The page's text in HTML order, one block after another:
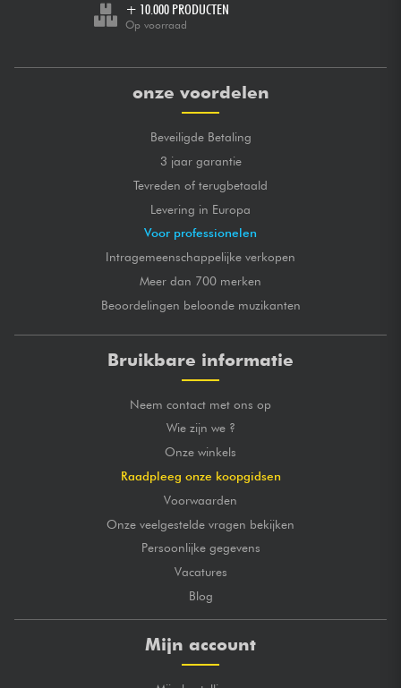
+ 10.000 PRODUCTEN
Op voorraad
onze voordelen
Beveiligde Betaling
3 jaar garantie
Tevreden of terugbetaald
Levering in Europa
Voor professionelen
Intragemeenschappelijke verkopen
Meer dan 700 merken
Beoordelingen beloonde muzikanten
Bruikbare informatie
Neem contact met ons op
Wie zijn we ?
Onze winkels
Raadpleeg onze koopgidsen
Voorwaarden
Onze veelgestelde vragen bekijken
Persoonlijke gegevens
Vacatures
Blog
Mijn account